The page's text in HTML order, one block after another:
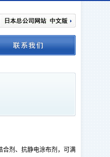
合剂、抗静电涂布剂，可满